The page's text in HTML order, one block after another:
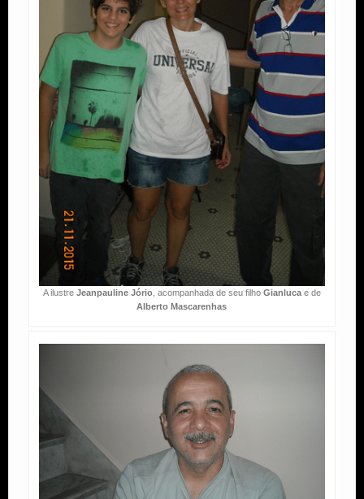
A ilustre Jeanpauline Jório, acompanhada de seu filho Gianlucae de
Alberto Mascarenhas